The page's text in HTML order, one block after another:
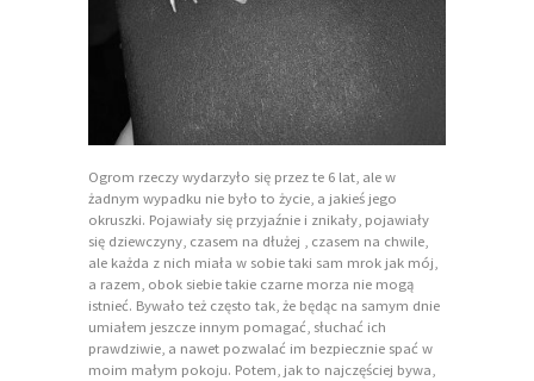
Ogrom rzeczy wydarzyło się przez te 6 lat, ale w
żadnym wypadku nie było to życie, a jakieś jego
okruszki. Pojawiały się przyjaźnie i znikały, pojawiały
się dziewczyny, czasem na dłużej , czasem na chwile,
ale każda z nich miała w sobie taki sam mrok jak mój,
a razem, obok siebie takie czarne morza nie mogą
istnieć. Bywało też często tak, że będąc na samym dnie
umiałem jeszcze innym pomagać, słuchać ich
prawdziwie, a nawet pozwalać im bezpiecznie spać w
moim małym pokoju. Potem, jak to najczęściej bywa,